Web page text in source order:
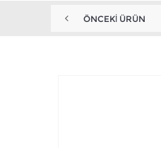
ÖNCEKI ÜRÜN